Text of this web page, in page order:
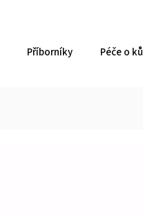
Příborníky Péče o